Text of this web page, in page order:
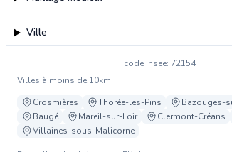
Ville
code insee: 72154
Villes à moins de 10km
Crosmières
Thorée-les-Pins
Bazouges-
Baugé
Mareil-sur-Loir Clermont-Créans
Villaines-sous-Malicorne